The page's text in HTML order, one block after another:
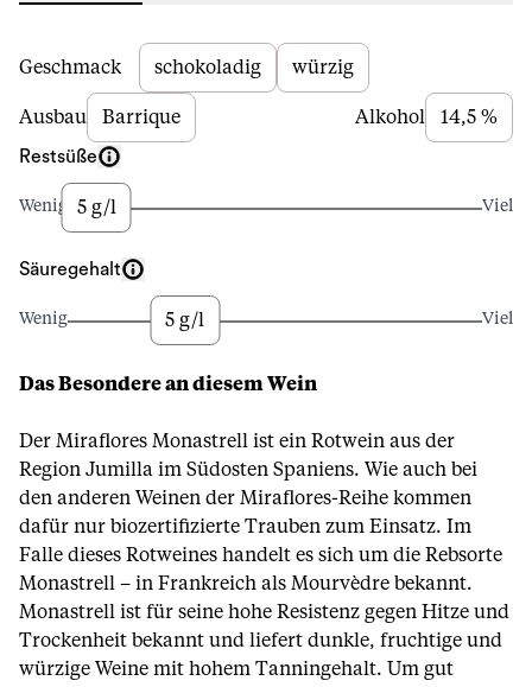
Beschreibung
Geschmack schokoladig würzig
Ausbau Barrique Alkohol 14,5 %
Restsüße
Wenig 5 g/l Viel
Säuregehalt
Wenig 5 g/l Viel
Das Besondere an diesem Wein
Der Miraflores Monastrell ist ein Rotwein aus der
Region Jumilla im Südosten Spaniens. Wie auch bei
den anderen Weinen der Miraflores-Reihe kommen
dafür nur biozertifizierte Trauben zum Einsatz. Im
Falle dieses Rotweines handelt es sich um die Rebsorte
Monastrell – in Frankreich als Mourvèdre bekannt.
Monastrell ist für seine hohe Resistenz gegen Hitze und
Trockenheit bekannt und liefert dunkle, fruchtige und
würzige Weine mit hohem Tanningehalt. Um gut